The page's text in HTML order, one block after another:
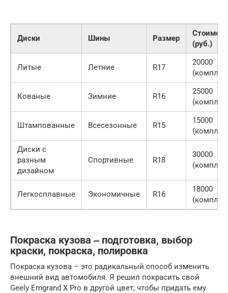
Диски Шины Размер
(руб.)
Литые Летние R17
20000
Кованые Зимние R16
25000
Штампованные Всесезонные R15
15000
Диски с
разным
дизайном
Спортивные R18
30000
Легкосплавные Экономичные R16
18000
Покраска кузова ‒ подготовка, выбор
краски, покраска, полировка
Покраска кузова – это радикальный способ изменить
внешний вид автомобиля. Я решил покрасить свой
Geely Emgrand X Pro в другой цвет, чтобы придать ему